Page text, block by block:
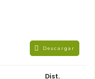
Descargar
Dist.